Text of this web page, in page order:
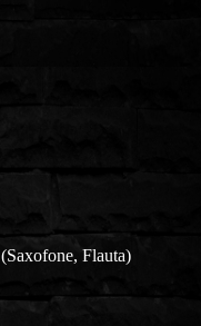
(Saxofone, Flauta)